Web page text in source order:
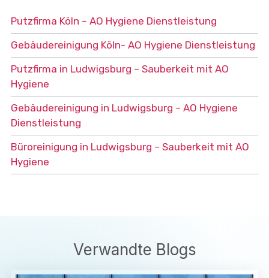
Putzfirma Köln – AO Hygiene Dienstleistung
Gebäudereinigung Köln- AO Hygiene Dienstleistung
Putzfirma in Ludwigsburg – Sauberkeit mit AO
Hygiene
Gebäudereinigung in Ludwigsburg – AO Hygiene
Dienstleistung
Büroreinigung in Ludwigsburg – Sauberkeit mit AO
Hygiene
Verwandte Blogs